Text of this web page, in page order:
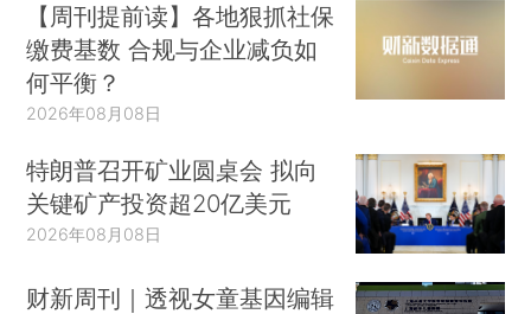
【周刊提前读】各地狠抓社保
缴费基数 合规与企业减负如
何平衡？
2026年08月08日
特朗普召开矿业圆桌会 拟向
关键矿产投资超20亿美元
2026年08月08日
财新周刊｜透视女童基因编辑